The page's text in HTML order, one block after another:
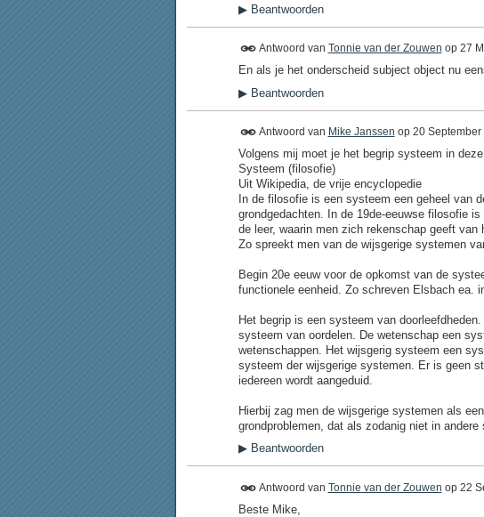
▶Beantwoorden
Antwoord van Tonnie van der Zouwen op 27
En als je het onderscheid subject object nu
▶Beantwoorden
Antwoord van Mike Janssen op 20 September
Volgens mij moet je het begrip systeem in
Systeem (filosofie)
Uit Wikipedia, de vrije encyclopedie
In de filosofie is een systeem een geheel van
grondgedachten. In de 19de-eeuwse filosofie
de leer, waarin men zich rekenschap geeft
Zo spreekt men van de wijsgerige systemen
Begin 20e eeuw voor de opkomst van de
functionele eenheid. Zo schreven Elsbach ea.
Het begrip is een systeem van
systeem van oordelen. De wetenschap een
wetenschappen. Het wijsgerig systeem een
systeem der wijsgerige systemen. Er is geen
iedereen wordt aangeduid.
Hierbij zag men de wijsgerige systemen als
grondproblemen, dat als zodanig niet in andere
▶Beantwoorden
Antwoord van Tonnie van der Zouwen op 22
Beste Mike,